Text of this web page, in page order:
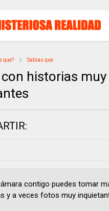
que? Sabías que
historias muy
contigo puedes tomar
y a veces fotos muy